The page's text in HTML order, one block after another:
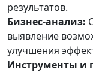
результатов.
Бизнес-анализ:
выявление
улучшения
Инструменты и